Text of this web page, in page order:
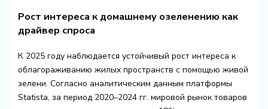
Рост интереса к домашнему озеленению как
драйвер спроса
К 2025 году наблюдается устойчивый рост интереса к
облагораживанию жилых пространств с помощью живой
зелени. Согласно аналитическим данным платформы
Statista, за период 2020–2024 гг. мировой рынок товаров